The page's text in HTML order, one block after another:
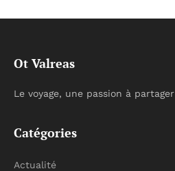
Ot Valreas
Le voyage, une passion à partager
Catégories
Actualité